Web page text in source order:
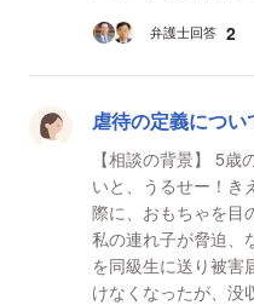
が...
弁護士回答 2
虐待の定義につい
【相談の背景】 5歳の夫婦
いと、うるせー！き
際に、おもちゃを目の前
私の連れ子が脅迫、
を同級生に送り被害
けなくなったが、没